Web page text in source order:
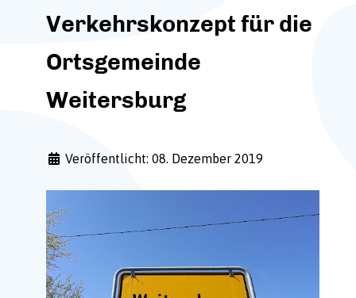
Verkehrskonzept für die
Ortsgemeinde
Weitersburg
Veröffentlicht: 08. Dezember 2019